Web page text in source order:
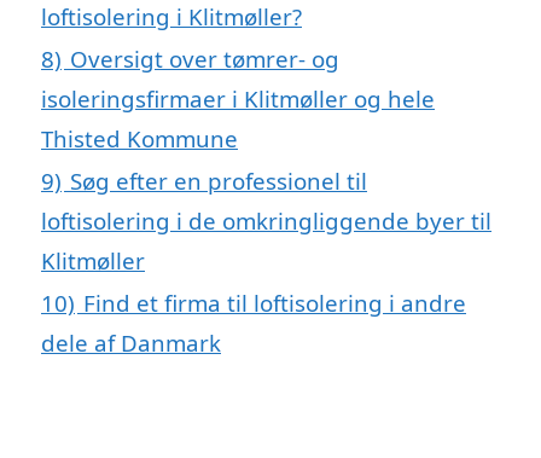
loftisolering i Klitmøller?
8) Oversigt over tømrer- og
isoleringsfirmaer i Klitmøller og hele
Thisted Kommune
9) Søg efter en professionel til
loftisolering i de omkringliggende byer til
Klitmøller
10) Find et firma til loftisolering i andre
dele af Danmark